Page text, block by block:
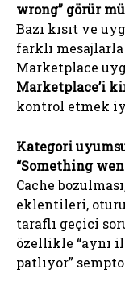
wrong” görür
Bazı kısıt ve
farklı
Marketplace
Marketplace’i
kontrol etmek
Kategori
“Something
Cache
eklentileri,
taraflı geçici
özellikle “aynı
patlıyor”